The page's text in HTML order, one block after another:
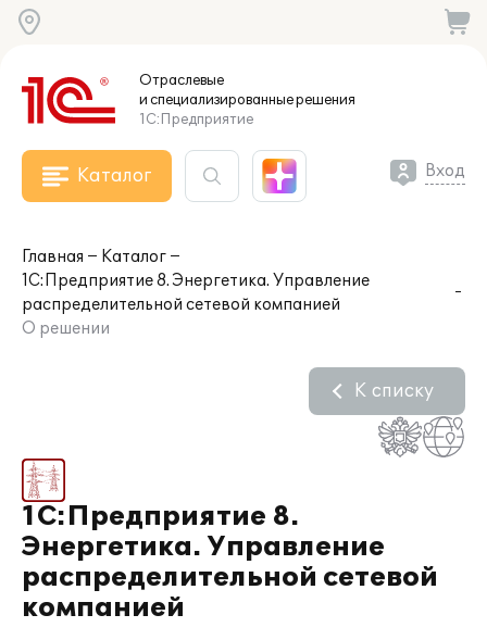
Отраслевые
и специализированныерешения
1С:Предприятие
Каталог Вход
Главная
Каталог
1С:Предприятие 8. Энергетика. Управление
распределительной сетевой компанией
О решении
1С:Предприятие 8.
Энергетика. Управление
распределительной сетевой
компанией
К списку